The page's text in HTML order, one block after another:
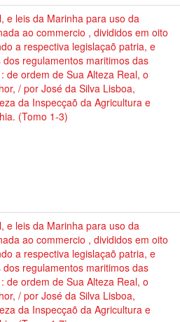
e leis da Marinha para uso da
ao commercio , divididos em oito
a respectiva legislaçaõ patria, e
regulamentos maritimos das
de ordem de Sua Alteza Real, o
/ por José da Silva Lisboa,
da Inspecçaõ da Agricultura e
(Tomo 1-3)
e leis da Marinha para uso da
ao commercio , divididos em oito
a respectiva legislaçaõ patria, e
regulamentos maritimos das
de ordem de Sua Alteza Real, o
/ por José da Silva Lisboa,
da Inspecçaõ da Agricultura e